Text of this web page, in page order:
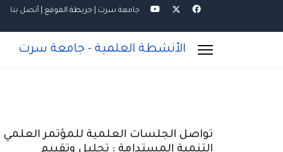
جامعة سرت خريطة الموقع | أتصل بنا
الأنشطة العلمية - جامعة سرت
تواصل الجلسات العلمية للمؤتمر العلمي
التنمية المستدامة : تحليل وتقييم